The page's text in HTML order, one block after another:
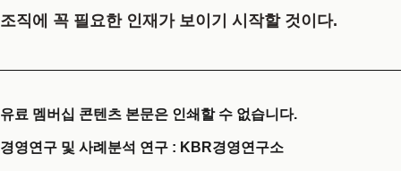
조직에 꼭 필요한 인재가 보이기 시작할 것이다.
유료 멤버십 콘텐츠 본문은 인쇄할 수 없습니다.
경영연구 및 사례분석 연구 : KBR경영연구소